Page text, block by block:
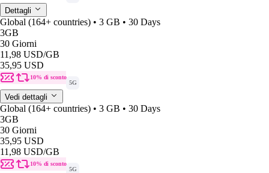
Dettagli
Global (164+ countries) • 3 GB • 30 Days
3GB
30 Giorni
11,98 USD/GB
35,95 USD
10% di sconto
5G
Vedi dettagli
Global (164+ countries) • 3 GB • 30 Days
3GB
30 Giorni
35,95 USD
11,98 USD/GB
10% di sconto
5G